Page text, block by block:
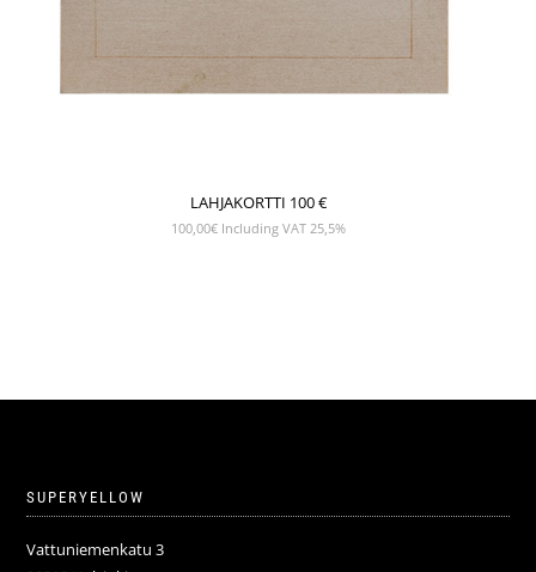
LAHJAKORTTI 100 €
100,00€ Including VAT 25,5%
SUPERYELLOW
Vattuniemenkatu 3